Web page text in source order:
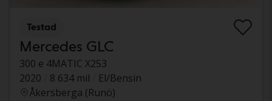
Testad
Mercedes GLC
300 e 4MATIC X253
2020
8 634 mil
El/Bensin
Åkersberga (Runö)